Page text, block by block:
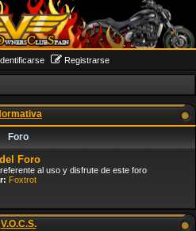
Registrarse
Foro
Foro
al uso y disfrute de este foro
Foxtrot
V.O.C.S.